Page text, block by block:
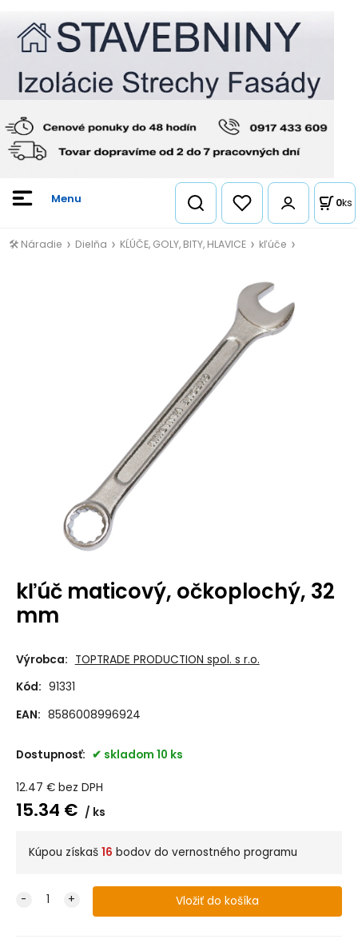
0ks
🛠️ Náradie Dielňa KĹÚČE, GOLY, BITY, HLAVICE kľúče
kľúč maticový, očkoplochý, 32
mm
Výrobca: TOPTRADE PRODUCTION spol. s r.o.
Kód: 91331
EAN: 8586008996924
Dostupnosť: skladom 10 ks
12.47 € bez DPH
15.34 € ks
Kúpou získaš 16 bodov do vernostného programu